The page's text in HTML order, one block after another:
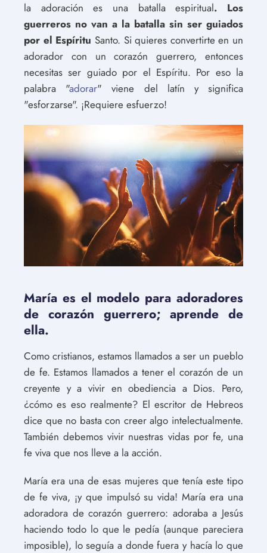
la adoración es una batalla espiritual. Los
guerreros no van a la batalla sin ser guiados
por el Espíritu Santo. Si quieres convertirte en un
adorador con un corazón guerrero, entonces
necesitas ser guiado por el Espíritu. Por eso la
palabra "adorar" viene del latín y significa
"esforzarse". ¡Requiere esfuerzo!
María es el modelo para adoradores
de corazón guerrero; aprende de
ella.
Como cristianos, estamos llamados a ser un pueblo
de fe. Estamos llamados a tener el corazón de un
creyente y a vivir en obediencia a Dios. Pero,
¿cómo es eso realmente? El escritor de Hebreos
dice que no basta con creer algo intelectualmente.
También debemos vivir nuestras vidas por fe, una
fe viva que nos lleve a la acción.
María era una de esas mujeres que tenía este tipo
de fe viva, ¡y que impulsó su vida! María era una
adoradora de corazón guerrero: adoraba a Jesús
haciendo todo lo que le pedía (aunque pareciera
imposible), lo seguía a donde fuera y hacía lo que